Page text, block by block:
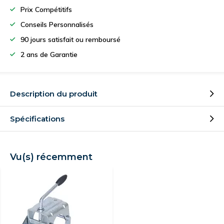
Prix Compétitifs
Conseils Personnalisés
90 jours satisfait ou remboursé
2 ans de Garantie
Description du produit
Spécifications
Vu(s) récemment